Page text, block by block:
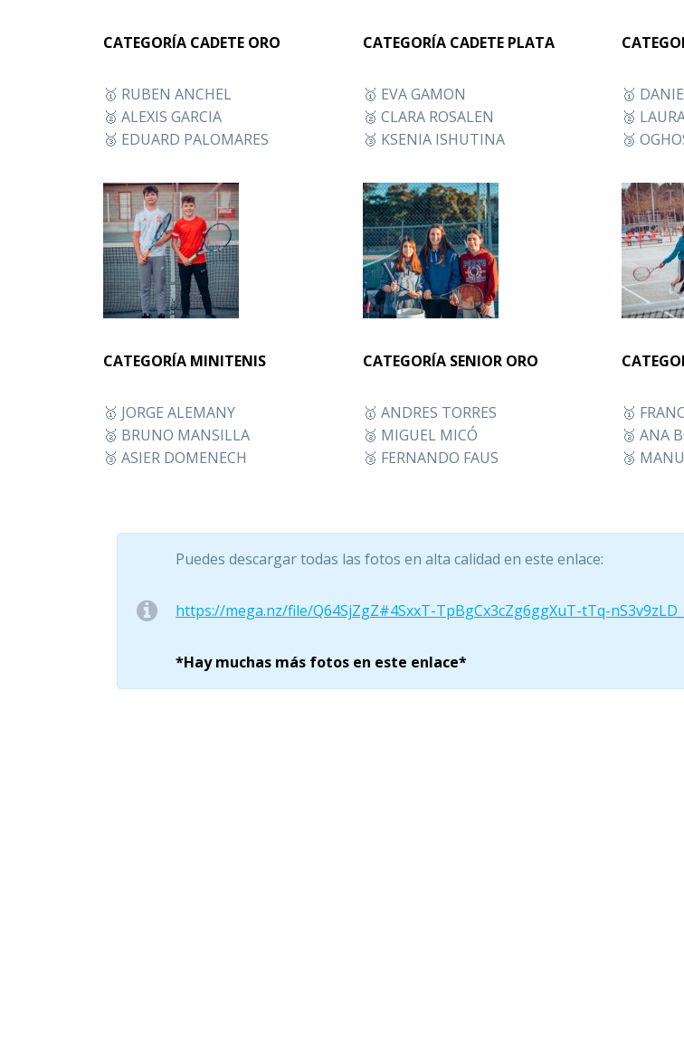
CATEGORÍA CADETE ORO
🥇 RUBEN ANCHEL
🥈 ALEXIS GARCIA
🥉 EDUARD PALOMARES
CATEGORÍA CADETE PLATA
🥇 EVA GAMON
🥈 CLARA ROSALEN
🥉 KSENIA ISHUTINA
🥇
🥈
🥉
CATEGORÍA MINITENIS
🥇 JORGE ALEMANY
🥈 BRUNO MANSILLA
🥉 ASIER DOMENECH
CATEGORÍA SENIOR ORO
🥇 ANDRES TORRES
🥈 MIGUEL MICÓ
🥉 FERNANDO FAUS
🥇
🥈 ANA
🥉
Puedes descargar todas las fotos en alta calidad en este enlace:
https://mega.nz/file/Q64SjZgZ#4SxxT-TpBgCx3cZg6ggXuT-tTq-
*Hay muchas más fotos en este enlace*